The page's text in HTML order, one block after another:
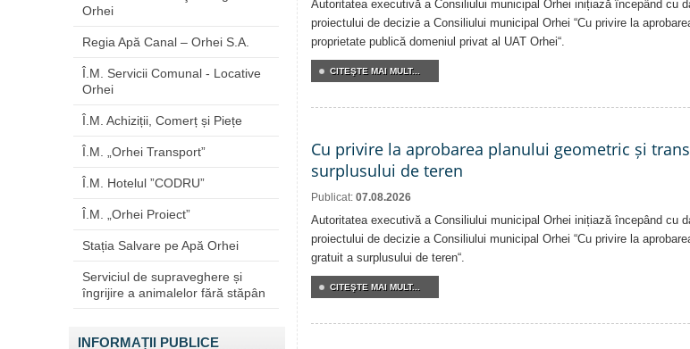
Orhei
Regia Apă Canal – Orhei S.A.
Î.M. Servicii Comunal - Locative
Orhei
Î.M. Achiziții, Comerț și Piețe
Î.M. „Orhei Transport”
Î.M. Hotelul ”CODRU”
Î.M. „Orhei Proiect”
Stația Salvare pe Apă Orhei
Serviciul de supraveghere și
îngrijire a animalelor fără stăpân
INFORMAȚII PUBLICE
Autoritatea executivă a Consiliului municipal Orhei inițiază începând cu
proiectului de decizie a Consiliului municipal Orhei “Cu privire la
proprietate publică domeniul privat al UAT Orhei“.
CITEŞTE MAI MULT...
Cu privire la aprobarea planului geometric și
surplusului de teren
Publicat: 07.08.2026
Autoritatea executivă a Consiliului municipal Orhei inițiază începând cu
proiectului de decizie a Consiliului municipal Orhei “Cu privire la
gratuit a surplusului de teren“.
CITEŞTE MAI MULT...